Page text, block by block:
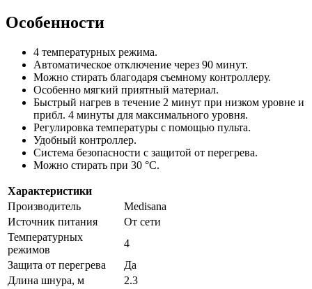
Особенности
4 температурных режима.
Автоматическое отключение через 90 минут.
Можно стирать благодаря съемному контроллеру.
Особенно мягкий приятный материал.
Быстрый нагрев в течение 2 минут при низком уровне и
прибл. 4 минуты для максимального уровня.
Регулировка температуры с помощью пульта.
Удобный контроллер.
Система безопасности с защитой от перегрева.
Можно стирать при 30 °C.
Характеристики
Производитель
Medisana
Источник питания
От сети
Температурных
режимов
4
Защита от перегрева
Да
Длина шнура, м
2.3